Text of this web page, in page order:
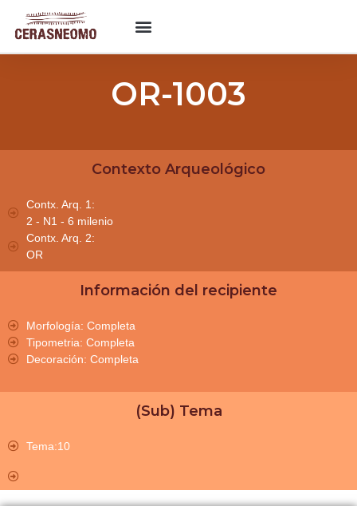
OR-1003
Contexto Arqueológico
Contx. Arq. 1:
2 - N1 - 6 milenio
Contx. Arq. 2:
OR
Información del recipiente
Morfología: Completa
Tipometria: Completa
Decoración: Completa
(Sub) Tema
Tema:10